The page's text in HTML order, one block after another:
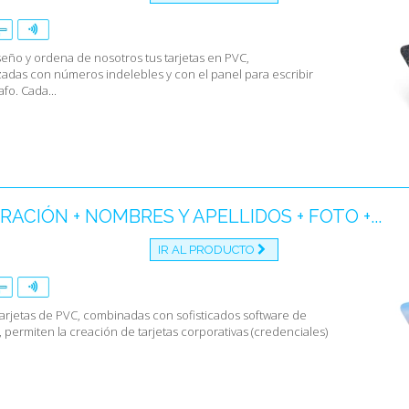
y ordena de nosotros tus tarjetas en PVC,
con números indelebles y con el panel para escribir
Cada...
+ NOMBRES Y APELLIDOS + FOTO +...
IR AL PRODUCTO
de PVC, combinadas con sofisticados software de
permiten la creación de tarjetas corporativas (credenciales)